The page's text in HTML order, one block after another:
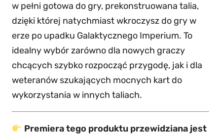
w pełni gotowa do gry, prekonstruowana talia,
dzięki której natychmiast wkroczysz do gry w
erze po upadku Galaktycznego Imperium. To
idealny wybór zarówno dla nowych graczy
chcących szybko rozpocząć przygodę, jak i dla
weteranów szukających mocnych kart do
wykorzystania w innych taliach.
Premiera tego produktu przewidziana jest